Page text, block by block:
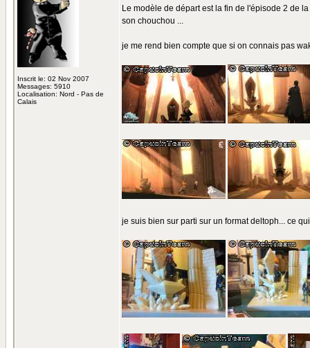
Inscrit le: 02 Nov 2007
Messages: 5910
Localisation: Nord - Pas de
Calais
Le modèle de départ est la fin de l'épisode 2 de
son chouchou ...
je me rend bien compte que si on connais pas
je suis bien sur parti sur un format deltoph... ce